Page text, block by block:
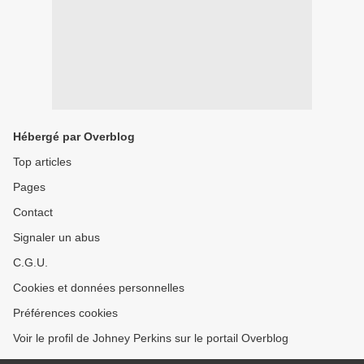
Hébergé par Overblog
Top articles
Pages
Contact
Signaler un abus
C.G.U.
Cookies et données personnelles
Préférences cookies
Voir le profil de Johney Perkins sur le portail Overblog